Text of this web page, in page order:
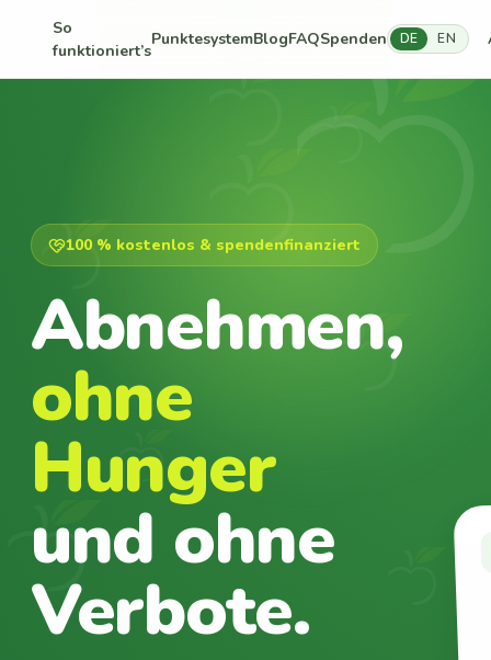
So
funktioniert’s
PunktesystemBlogFAQSpenden DE EN
100 % kostenlos & spendenfinanziert
Abnehmen,
ohne
Hunger
und ohne
Verbote.